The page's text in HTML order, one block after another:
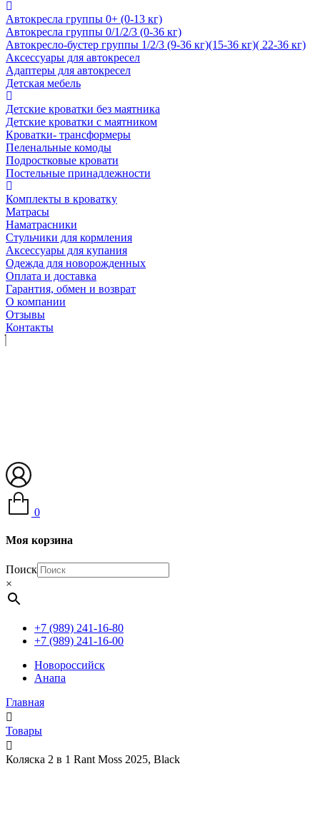
Автокресла группы 0+ (0-13 кг)
Автокресла группы 0/1/2/3 (0-36 кг)
Автокресло-бустер группы 1/2/3 (9-36 кг)(15-36 кг)( 22-36 кг)
Аксессуары для автокресел
Адаптеры для автокресел
Детская мебель
Детские кроватки без маятника
Детские кроватки с маятником
Кроватки- трансформеры
Пеленальные комоды
Подростковые кровати
Постельные принадлежности
Комплекты в кроватку
Матрасы
Наматрасники
Стульчики для кормления
Аксессуары для купания
Одежда для новорожденных
Оплата и доставка
Гарантия, обмен и возврат
О компании
Отзывы
Контакты
0
Моя корзина
Поиск
×
+7 (989) 241-16-80
+7 (989) 241-16-00
Новороссийск
Анапа
Главная
Товары
Коляска 2 в 1 Rant Moss 2025, Black